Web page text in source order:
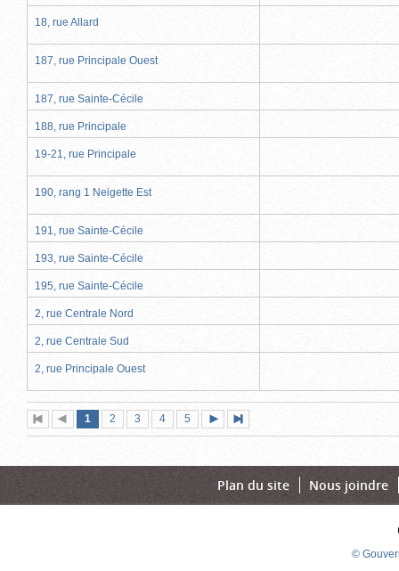
18, rue Allard
187, rue Principale Ouest
187, rue Sainte-Cécile
188, rue Principale
19-21, rue Principale
190, rang 1 Neigette Est
191, rue Sainte-Cécile
193, rue Sainte-Cécile
195, rue Sainte-Cécile
2, rue Centrale Nord
2, rue Centrale Sud
2, rue Principale Ouest
Première
page
Page
précédente
Page
1 (page
actuelle)
Page
2 Page
3 Page
4 Page
5
suivante
page
Plan du site Nous joindre
©